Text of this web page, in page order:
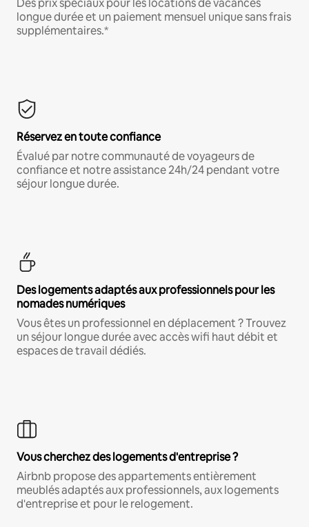
longue durée et un paiement mensuel unique sans frais
supplémentaires.*
Réservez en toute confiance
Évalué par notre communauté de voyageurs de
confiance et notre assistance 24h/24 pendant votre
séjour longue durée.
Des logements adaptés aux professionnels pour les
nomades numériques
Vous êtes un professionnel en déplacement ? Trouvez
un séjour longue durée avec accès wifi haut débit et
espaces de travail dédiés.
Vous cherchez des logements d'entreprise ?
Airbnb propose des appartements entièrement
meublés adaptés aux professionnels, aux logements
d'entreprise et pour le relogement.